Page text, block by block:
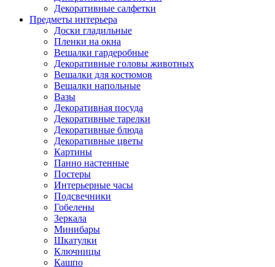
Декоративные салфетки
Предметы интерьера
Доски гладильные
Пленки на окна
Вешалки гардеробные
Декоративные головы животных
Вешалки для костюмов
Вешалки напольные
Вазы
Декоративная посуда
Декоративные тарелки
Декоративные блюда
Декоративные цветы
Картины
Панно настенные
Постеры
Интерьерные часы
Подсвечники
Гобелены
Зеркала
Минибары
Шкатулки
Ключницы
Кашпо